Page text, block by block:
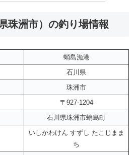
珠洲市）の釣り場情報
蛸島漁港
石川県
珠洲市
〒927-1204
石川県珠洲市蛸島町
いしかわけん すずし たこじまま
ち